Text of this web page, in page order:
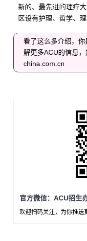
新的、最先进的理疗
区设有护理、哲学、
看了这么多介绍，
解更多ACU的信息，
china.com.cn
官方微信：ACU招生
欢迎扫码关注，为你推送